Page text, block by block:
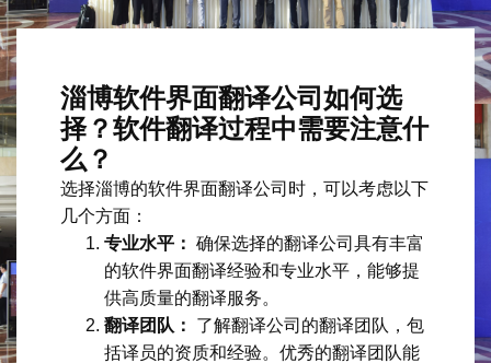
淄博软件界面翻译公司如何选
择？软件翻译过程中需要注意什
么？
选择淄博的软件界面翻译公司时，可以考虑以下
几个方面：
专业水平： 确保选择的翻译公司具有丰富
的软件界面翻译经验和专业水平，能够提
供高质量的翻译服务。
翻译团队：
了解翻译公司的翻译团队，包
括译员的资质和经验。优秀的翻译团队能